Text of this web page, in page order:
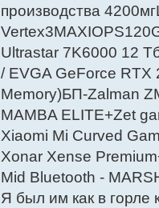
производства
Ultrastar 7K6000 12
/ EVGA GeForce RTX
Мemory)БП-Zalman
MAMBA ELITE+Zet
Xiaomi Mi Curved
Xonar Xense
Mid Bluetooth -
Я был им как в горле